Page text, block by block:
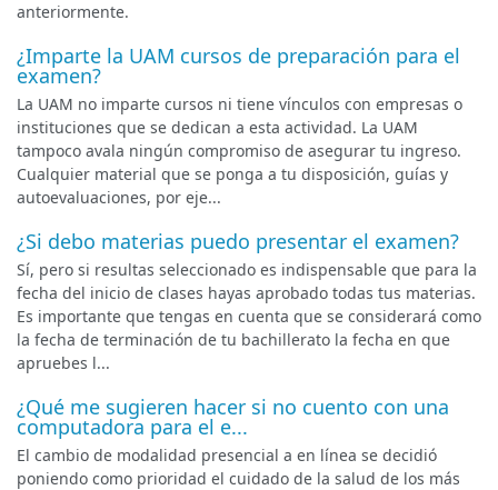
anteriormente.
¿Imparte la UAM cursos de preparación para el
examen?
La UAM no imparte cursos ni tiene vínculos con empresas o
instituciones que se dedican a esta actividad. La UAM
tampoco avala ningún compromiso de asegurar tu ingreso.
Cualquier material que se ponga a tu disposición, guías y
autoevaluaciones, por eje...
¿Si debo materias puedo presentar el examen?
Sí, pero si resultas seleccionado es indispensable que para la
fecha del inicio de clases hayas aprobado todas tus materias.
Es importante que tengas en cuenta que se considerará como
la fecha de terminación de tu bachillerato la fecha en que
apruebes l...
¿Qué me sugieren hacer si no cuento con una
computadora para el e...
El cambio de modalidad presencial a en línea se decidió
poniendo como prioridad el cuidado de la salud de los más